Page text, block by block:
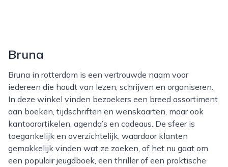
Bruna
Bruna in rotterdam is een vertrouwde naam voor
iedereen die houdt van lezen, schrijven en organiseren.
In deze winkel vinden bezoekers een breed assortiment
aan boeken, tijdschriften en wenskaarten, maar ook
kantoorartikelen, agenda’s en cadeaus. De sfeer is
toegankelijk en overzichtelijk, waardoor klanten
gemakkelijk vinden wat ze zoeken, of het nu gaat om
een populair jeugdboek, een thriller of een praktische